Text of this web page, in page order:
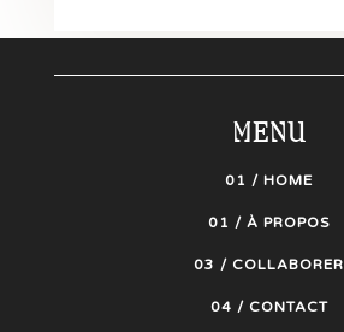
MENU
01 / HOME
01 / À PROPOS
03 / COLLABORER
04 / CONTACT